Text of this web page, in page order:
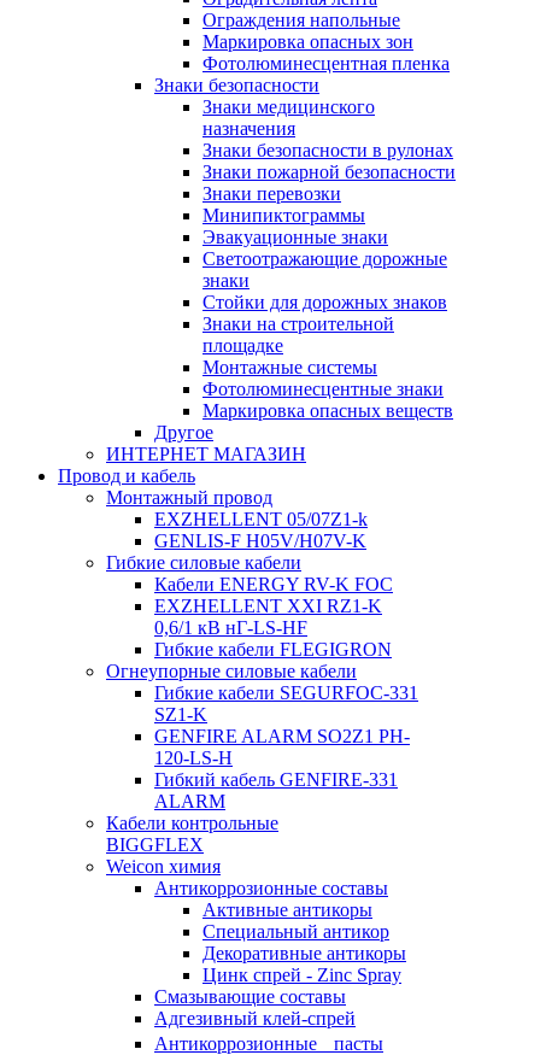
Ограждения напольные
Маркировка опасных зон
Фотолюминесцентная пленка
Знаки безопасности
Знаки медицинского
назначения
Знаки безопасности в рулонах
Знаки пожарной безопасности
Знаки перевозки
Минипиктограммы
Эвакуационные знаки
Светоотражающие дорожные
знаки
Стойки для дорожных знаков
Знаки на строительной
площадке
Монтажные системы
Фотолюминесцентные знаки
Маркировка опасных веществ
Другое
ИНТЕРНЕТ МАГАЗИН
Провод и кабель
Монтажный провод
EXZHELLENT 05/07Z1-k
GENLIS-F Н05V/H07V-K
Гибкие силовые кабели
Кабели ENERGY RV-K FOC
EXZHELLENT XXI RZ1-K
0,6/1 кВ нГ-LS-HF
Гибкие кабели FLEGIGRON
Огнеупорные силовые кабели
Гибкие кабели SEGURFOC-331
SZ1-K
GENFIRE ALARM SO2Z1 PH-
120-LS-H
Гибкий кабель GENFIRE-331
ALARM
Кабели контрольные
BIGGFLEX
Weicon химия
Антикоррозионные составы
Активные антикоры
Специальный антикор
Декоративные антикоры
Цинк спрей - Zinc Spray
Смазывающие составы
Адгезивный клей-спрей
Антикоррозионные пасты